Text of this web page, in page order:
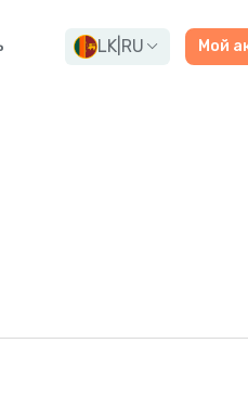
LK RU Мой